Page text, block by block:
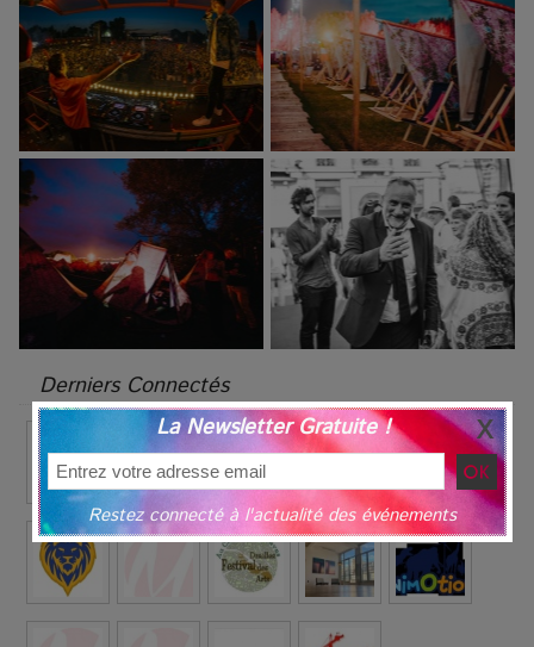
Derniers Connectés
La Newsletter Gratuite !
Restez connecté à l'actualité des événements